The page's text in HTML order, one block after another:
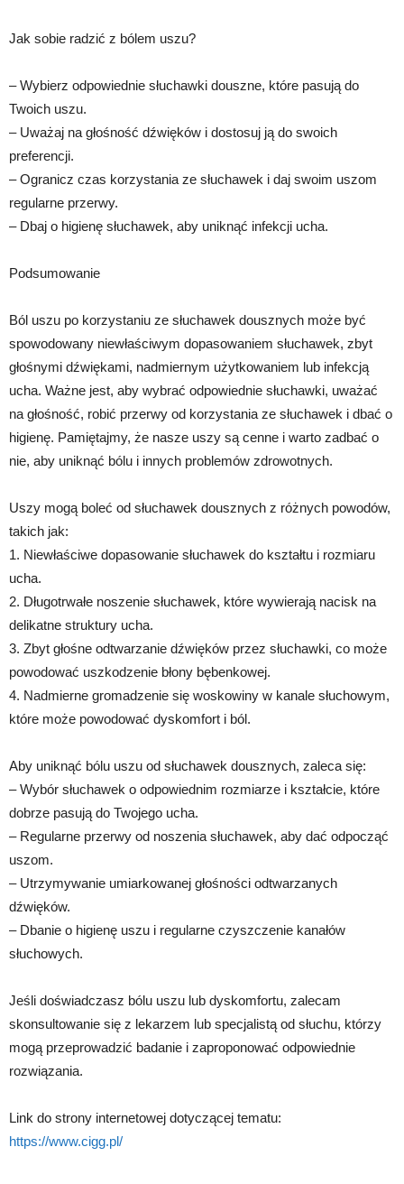
Jak sobie radzić z bólem uszu?
– Wybierz odpowiednie słuchawki douszne, które pasują do
Twoich uszu.
– Uważaj na głośność dźwięków i dostosuj ją do swoich
preferencji.
– Ogranicz czas korzystania ze słuchawek i daj swoim uszom
regularne przerwy.
– Dbaj o higienę słuchawek, aby uniknąć infekcji ucha.
Podsumowanie
Ból uszu po korzystaniu ze słuchawek dousznych może być
spowodowany niewłaściwym dopasowaniem słuchawek, zbyt
głośnymi dźwiękami, nadmiernym użytkowaniem lub infekcją
ucha. Ważne jest, aby wybrać odpowiednie słuchawki, uważać
na głośność, robić przerwy od korzystania ze słuchawek i dbać o
higienę. Pamiętajmy, że nasze uszy są cenne i warto zadbać o
nie, aby uniknąć bólu i innych problemów zdrowotnych.
Uszy mogą boleć od słuchawek dousznych z różnych powodów,
takich jak:
1. Niewłaściwe dopasowanie słuchawek do kształtu i rozmiaru
ucha.
2. Długotrwałe noszenie słuchawek, które wywierają nacisk na
delikatne struktury ucha.
3. Zbyt głośne odtwarzanie dźwięków przez słuchawki, co może
powodować uszkodzenie błony bębenkowej.
4. Nadmierne gromadzenie się woskowiny w kanale słuchowym,
które może powodować dyskomfort i ból.
Aby uniknąć bólu uszu od słuchawek dousznych, zaleca się:
– Wybór słuchawek o odpowiednim rozmiarze i kształcie, które
dobrze pasują do Twojego ucha.
– Regularne przerwy od noszenia słuchawek, aby dać odpocząć
uszom.
– Utrzymywanie umiarkowanej głośności odtwarzanych
dźwięków.
– Dbanie o higienę uszu i regularne czyszczenie kanałów
słuchowych.
Jeśli doświadczasz bólu uszu lub dyskomfortu, zalecam
skonsultowanie się z lekarzem lub specjalistą od słuchu, którzy
mogą przeprowadzić badanie i zaproponować odpowiednie
rozwiązania.
Link do strony internetowej dotyczącej tematu:
https://www.cigg.pl/